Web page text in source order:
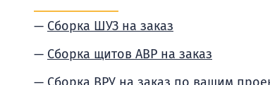
Сборка ШУЗ на заказ
Сборка щитов АВР на заказ